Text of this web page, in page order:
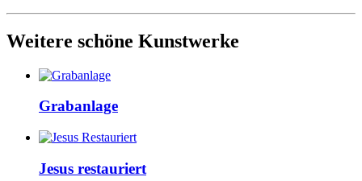
Weitere schöne Kunstwerke
Grabanlage
Jesus restauriert